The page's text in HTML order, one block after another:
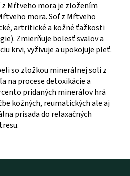
Mŕtveho mora je zložením
mora. Soľ z Mŕtveho
artritické a kožné ťažkosti
Zmierňuje bolesť svalov a
krvi, vyživuje a upokojuje pleť.
so zložkou minerálnej soli z
na procese detoxikácie a
pridaných minerálov hrá
kožných, reumatických ale aj
prísada do relaxačných